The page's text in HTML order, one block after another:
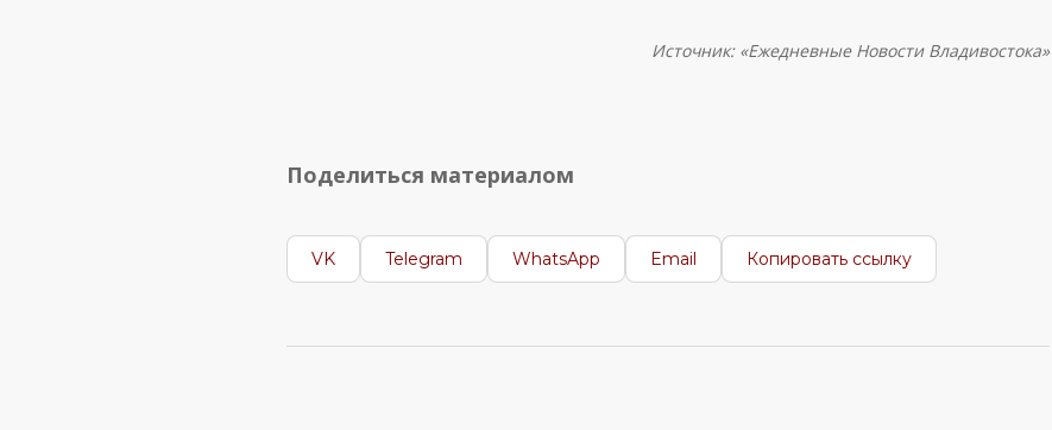
Источник: «Ежедневные Новости Владивостока»
Поделиться материалом
VK Telegram WhatsApp Email Копировать ссылку